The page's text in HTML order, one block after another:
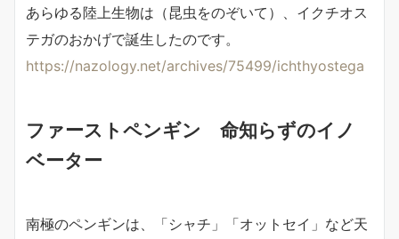
あらゆる陸上生物は（昆虫をのぞいて）、イクチオス
テガのおかげで誕生したのです。
https://nazology.net/archives/75499/ichthyostega
ファーストペンギン 命知らずのイノ
ベーター
南極のペンギンは、「シャチ」「オットセイ」など天